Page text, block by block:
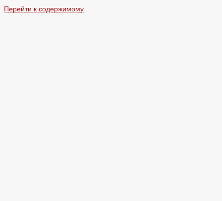
Перейти к содержимому